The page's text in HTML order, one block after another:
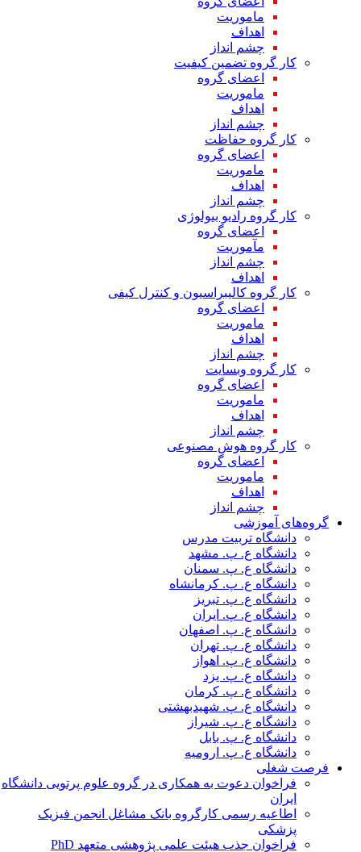
ماموریت
اهداف
چشم انداز
کار گروه تضمین کیفیت
اعضای گروه
ماموریت
اهداف
چشم انداز
کار گروه حفاظت
اعضای گروه
ماموریت
اهداف
چشم انداز
کار گروه رادیو بیولوژی
اعضای گروه
مآموریت
چشم انداز
اهداف
کار گروه کالیبراسیون و کنترل کیفی
اعضای گروه
ماموریت
اهداف
چشم انداز
کار گروه وبسایت
اعضای گروه
ماموریت
اهداف
چشم انداز
کار گروه هوش مصنوعی
اعضای گروه
ماموریت
اهداف
چشم انداز
گروه‌های آموزشی
دانشگاه تربیت مدرس
دانشگاه ع. پ. مشهد
دانشگاه ع. پ. سمنان
دانشگاه ع. پ. کرمانشاه
دانشگاه ع. پ. تبریز
دانشگاه ع. پ. ایران
دانشگاه ع. پ. اصفهان
دانشگاه ع. پ. تهران
دانشگاه ع. پ. اهواز
دانشگاه ع. پ. یزد
دانشگاه ع. پ. کرمان
دانشگاه ع. پ. شهید‌بهشتی
دانشگاه ع. پ. شیراز
دانشگاه ع. پ. بابل
دانشگاه ع. پ. ارومیه
فرصت شغلی
فراخوان دعوت به همکاری در گروه علوم پرتویی دانشگاه
ایران
اطاعیه رسمی کارگروه بانک مشاغل انجمن فیزیک
پزشکی
فراخوان جذب هیئت علمی پژوهشی متعهد PhD